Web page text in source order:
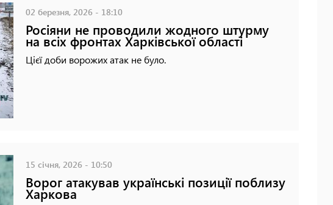
02 березня, 2026 - 18:10
Росіяни не проводили жодного штурму
на всіх фронтах Харківської області
Цієї доби ворожих атак не було.
15 січня, 2026 - 10:50
Ворог атакував українські позиції поблизу
Харкова